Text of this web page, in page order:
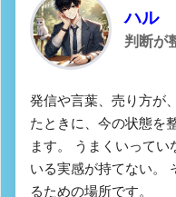
ハル
判断が
発信や言葉、売り方が
たときに、今の状態を
ます。 うまくいって
いる実感が持てない。
るための場所です。